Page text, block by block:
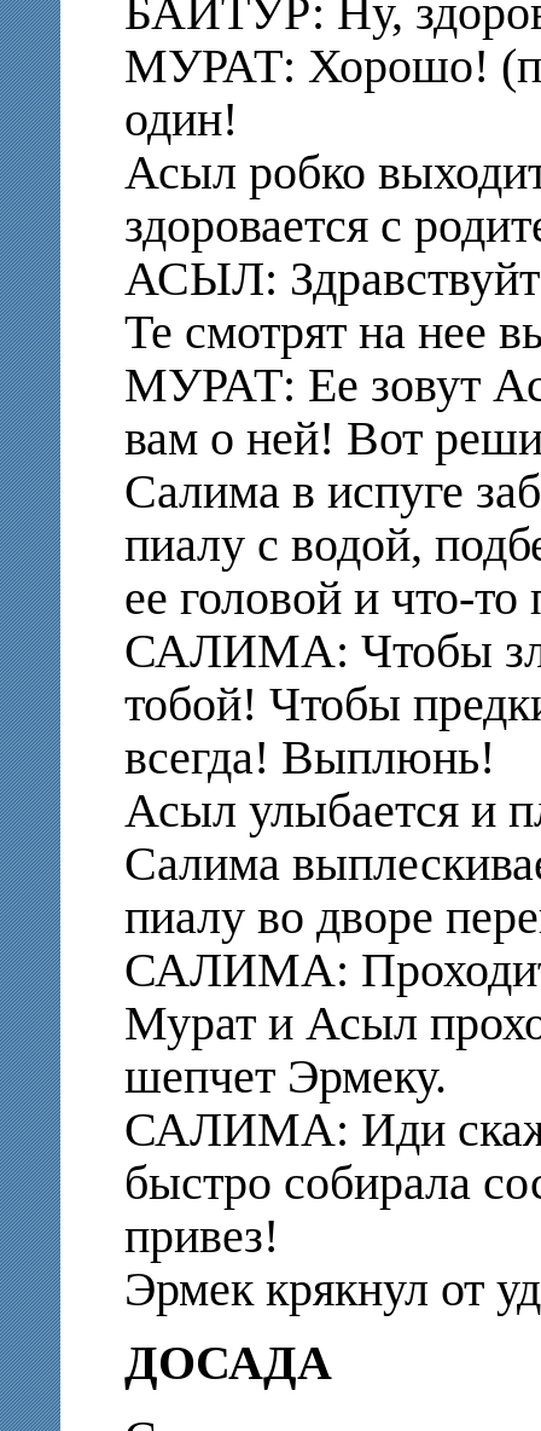
БАЙТУР: Ну,
МУРАТ: Хорошо!
один!
Асыл робко
здоровается с
АСЫЛ:
Те смотрят на нее
МУРАТ: Ее зовут
вам о ней! Вот
Салима в испуге
пиалу с водой,
ее головой и что-то
САЛИМА: Чтобы
тобой! Чтобы
всегда! Выплюнь!
Асыл улыбается и
Салима
пиалу во дворе
САЛИМА:
Мурат и Асыл
шепчет Эрмеку.
САЛИМА: Иди
быстро собирала
привез!
Эрмек крякнул от
ДОСАДА